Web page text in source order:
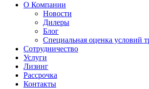
О Компании
Новости
Дилеры
Блог
Специальная оценка условий
Сотрудничество
Услуги
Лизинг
Рассрочка
Контакты